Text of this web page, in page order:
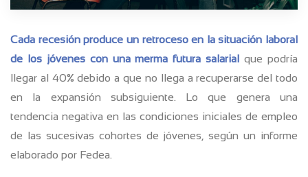
Cada recesión produce un retroceso en la situación laboral
de los jóvenes con una merma futura salarial que podría
llegar al 40% debido a que no llega a recuperarse del todo
en la expansión subsiguiente. Lo que genera una
tendencia negativa en las condiciones iniciales de empleo
de las sucesivas cohortes de jóvenes, según un informe
elaborado por Fedea.